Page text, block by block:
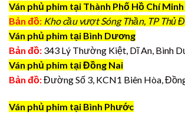
Ván phủ phim tại Thành Phố Hồ Chí
Bản đồ: Kho cầu vượt Sóng Thần, TP Thủ
Ván phủ phim tại Bình Dương
Bản đồ: 343 Lý Thường Kiệt, Dĩ An, Bình
Ván phủ phim tại Đồng Nai
Bản đồ:Đường Số 3, KCN1 Biên Hòa,
Ván phủ phim tại Bình Phước